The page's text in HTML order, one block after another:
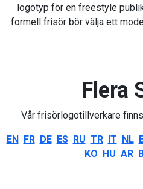
logotyp för en freestyle
formell frisör bör välja ett
Flera
Vår frisörlogotillverkare
EN FR DE ES RU TR IT NL
KO HU AR